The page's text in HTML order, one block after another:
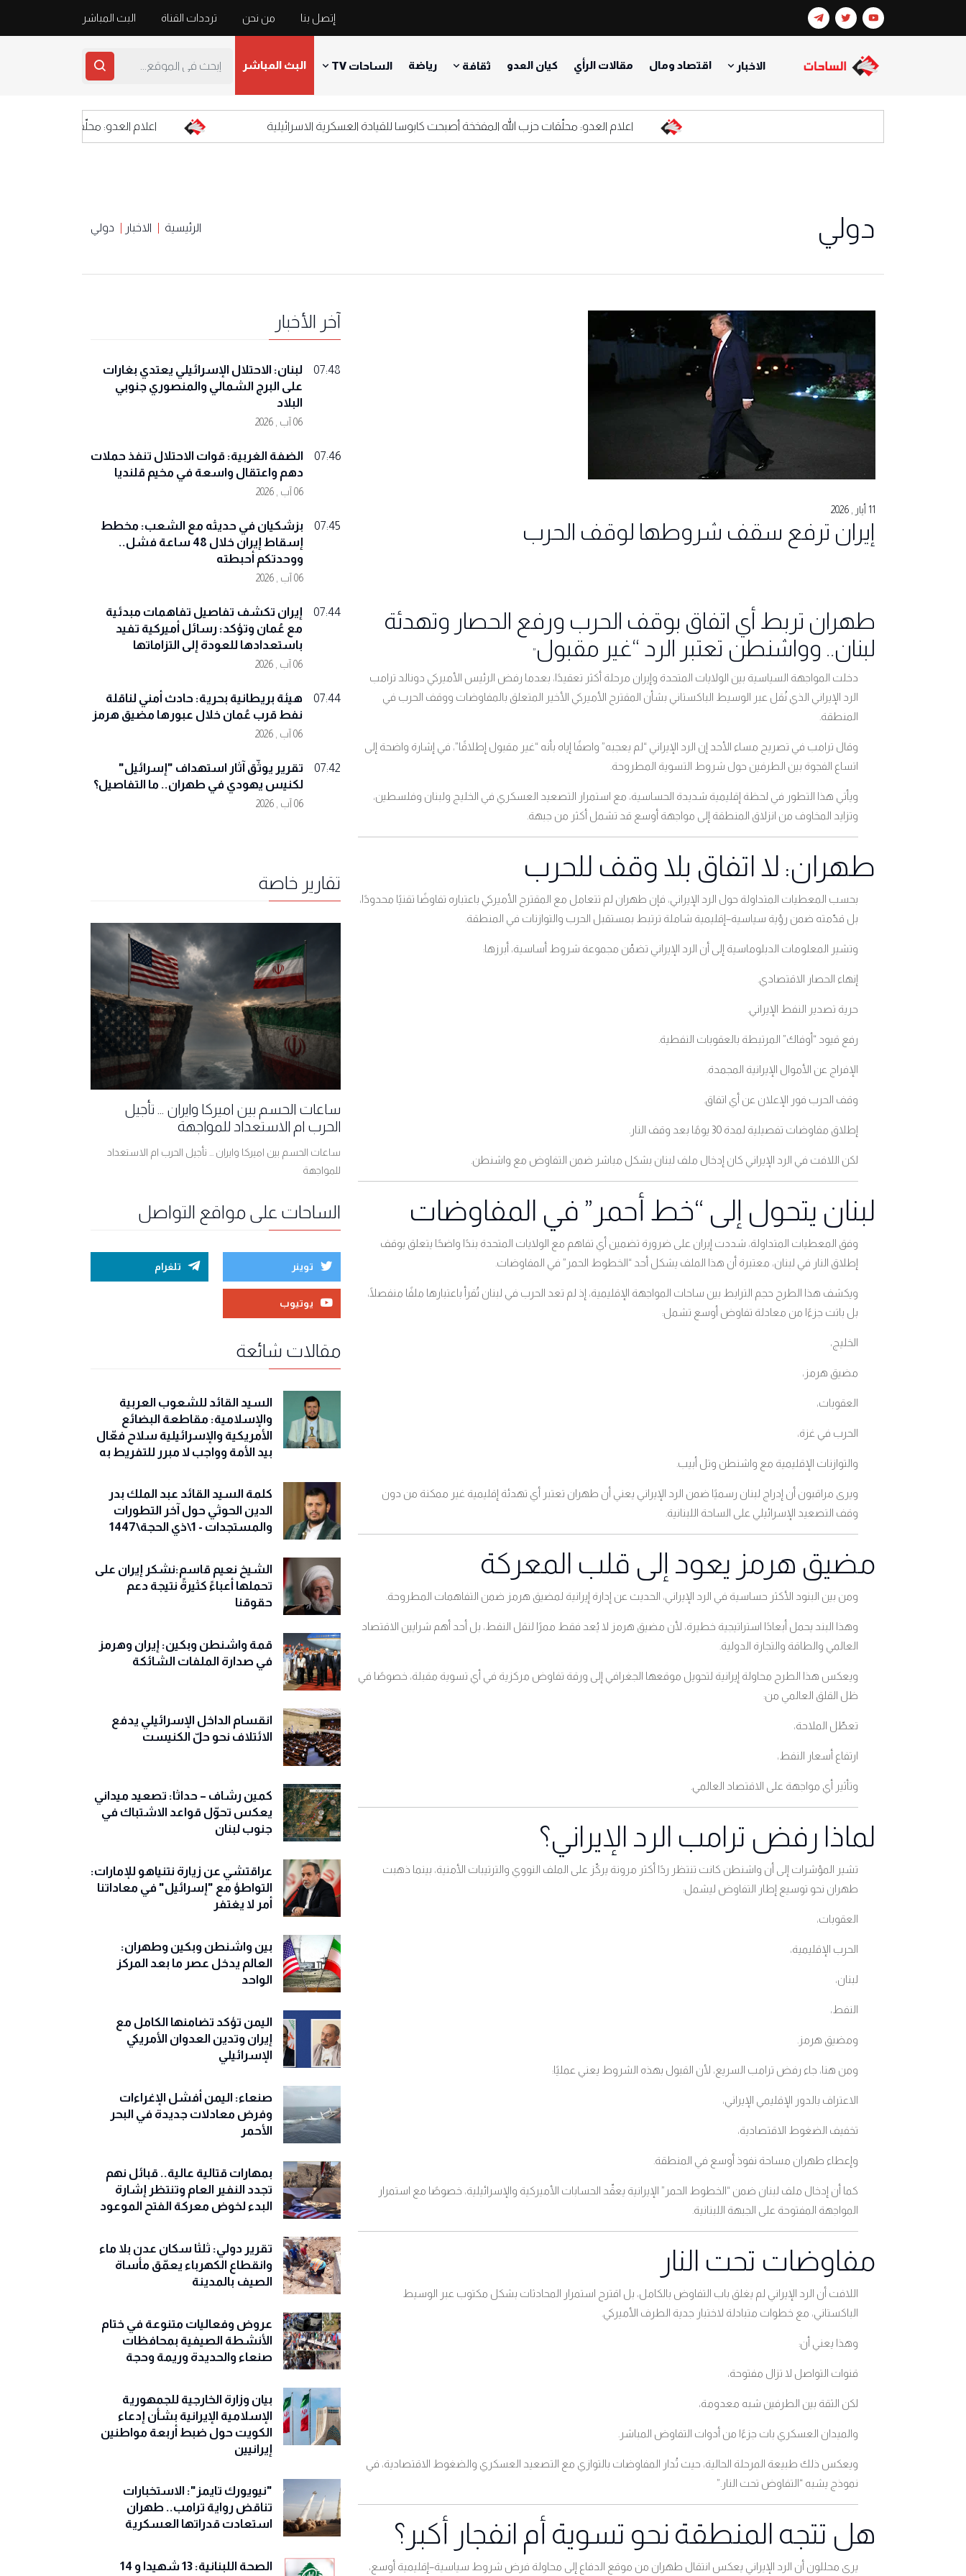
إتصل بنا من نحن ترددات القناة البث المباشر
الاخبار اقتصاد ومال مقالات الرأي كيان العدو ثقافة رياضة الساحات TV البث المباشر
اعلام العدو: محلّقات حزب الله المفخخة اعلام العدو: محلّقات حزب الله المفخخة أصبحت كابوسا للقيادة العسكرية الاسرائيلية
دولي الرئيسية الاخبار دولي
11 أيار , 2026
إيران ترفع سقف شروطها لوقف الحرب
طهران تربط أي اتفاق بوقف الحرب ورفع الحصار وتهدئة
لبنان.. وواشنطن تعتبر الرد “غير مقبول”
دخلت المواجهة السياسية بين الولايات المتحدة وإيران مرحلة أكثر تعقيدًا، بعدما رفض الرئيس الأميركي دونالد ترامب
الرد الإيراني الذي نُقل عبر الوسيط الباكستاني بشأن المقترح الأميركي الأخير المتعلق بالمفاوضات ووقف الحرب في
المنطقة.
وقال ترامب في تصريح مساء الأحد إن الرد الإيراني “لم يعجبه” واصفًا إياه بأنه “غير مقبول إطلاقًا”، في إشارة واضحة إلى
اتساع الفجوة بين الطرفين حول شروط التسوية المطروحة.
ويأتي هذا التطور في لحظة إقليمية شديدة الحساسية، مع استمرار التصعيد العسكري في الخليج ولبنان وفلسطين،
وتزايد المخاوف من انزلاق المنطقة إلى مواجهة أوسع قد تشمل أكثر من جبهة.
طهران: لا اتفاق بلا وقف للحرب
بحسب المعطيات المتداولة حول الرد الإيراني، فإن طهران لم تتعامل مع المقترح الأميركي باعتباره تفاوضًا تقنيًا محدودًا،
بل قدّمته ضمن رؤية سياسية–إقليمية شاملة ترتبط بمستقبل الحرب والتوازنات في المنطقة.
وتشير المعلومات الدبلوماسية إلى أن الرد الإيراني تضمّن مجموعة شروط أساسية، أبرزها:
إنهاء الحصار الاقتصادي.
حرية تصدير النفط الإيراني.
رفع قيود “أوفاك” المرتبطة بالعقوبات النفطية.
الإفراج عن الأموال الإيرانية المجمدة.
وقف الحرب فور الإعلان عن أي اتفاق.
إطلاق مفاوضات تفصيلية لمدة 30 يومًا بعد وقف النار .
لكن اللافت في الرد الإيراني كان إدخال ملف لبنان بشكل مباشر ضمن التفاوض مع واشنطن.
لبنان يتحول إلى “خط أحمر” في المفاوضات
وفق المعطيات المتداولة، شددت إيران على ضرورة تضمين أي تفاهم مع الولايات المتحدة بندًا واضحًا يتعلق بوقف
إطلاق النار في لبنان، معتبرة أن هذا الملف يشكل أحد “الخطوط الحمر” في المفاوضات.
ويكشف هذا الطرح حجم الترابط بين ساحات المواجهة الإقليمية، إذ لم تعد الحرب في لبنان تُقرأ باعتبارها ملفًا منفصلًا،
بل باتت جزءًا من معادلة تفاوض أوسع تشمل:
الخليج،
مضيق هرمز،
العقوبات،
الحرب في غزة،
والتوازنات الإقليمية مع واشنطن وتل أبيب.
ويرى مراقبون أن إدراج لبنان رسميًا ضمن الرد الإيراني يعني أن طهران تعتبر أي تهدئة إقليمية غير ممكنة من دون
وقف التصعيد الإسرائيلي على الساحة اللبنانية.
مضيق هرمز يعود إلى قلب المعركة
ومن بين البنود الأكثر حساسية في الرد الإيراني، الحديث عن إدارة إيرانية لمضيق هرمز ضمن التفاهمات المطروحة.
وهذا البند يحمل أبعادًا استراتيجية خطيرة، لأن مضيق هرمز لا يُعد فقط ممرًا لنقل النفط، بل أحد أهم شرايين الاقتصاد
العالمي والطاقة والتجارة الدولية.
ويعكس هذا الطرح محاولة إيرانية لتحويل موقعها الجغرافي إلى ورقة تفاوض مركزية في أي تسوية مقبلة، خصوصًا في
ظل القلق العالمي من:
تعطّل الملاحة،
ارتفاع أسعار النفط،
وتأثير أي مواجهة على الاقتصاد العالمي.
لماذا رفض ترامب الرد الإيراني؟
تشير المؤشرات إلى أن واشنطن كانت تنتظر ردًا أكثر مرونة يركّز على الملف النووي والترتيبات الأمنية، بينما ذهبت
طهران نحو توسيع إطار التفاوض ليشمل:
العقوبات،
الحرب الإقليمية،
لبنان،
النفط،
ومضيق هرمز .
ومن هنا، جاء رفض ترامب السريع، لأن القبول بهذه الشروط يعني عمليًا:
الاعتراف بالدور الإقليمي الإيراني،
تخفيف الضغوط الاقتصادية،
وإعطاء طهران مساحة نفوذ أوسع في المنطقة.
كما أن إدخال ملف لبنان ضمن “الخطوط الحمر” الإيرانية يعقّد الحسابات الأميركية والإسرائيلية، خصوصًا مع استمرار
المواجهة المفتوحة على الجبهة اللبنانية.
مفاوضات تحت النار
اللافت أن الرد الإيراني لم يغلق باب التفاوض بالكامل، بل اقترح استمرار المحادثات بشكل مكتوب عبر الوسيط
الباكستاني، مع خطوات متبادلة لاختبار جدية الطرف الأميركي.
وهذا يعني أن:
قنوات التواصل لا تزال مفتوحة،
لكن الثقة بين الطرفين شبه معدومة،
والميدان العسكري بات جزءًا من أدوات التفاوض المباشر .
ويعكس ذلك طبيعة المرحلة الحالية، حيث تُدار المفاوضات بالتوازي مع التصعيد العسكري والضغوط الاقتصادية، في
نموذج يشبه “التفاوض تحت النار ”.
هل تتجه المنطقة نحو تسوية أم انفجار أكبر؟
يرى محللون أن الرد الإيراني يعكس انتقال طهران من موقع الدفاع إلى محاولة فرض شروط سياسية–إقليمية أوسع،
آخر الأخبار
07:48
لبنان: الاحتلال الإسرائيلي يعتدي بغارات
على البرج الشمالي والمنصوري جنوبي
البلاد
06 آب , 2026
07:46
الضفة الغربية: قوات الاحتلال تنفذ حملات
دهم واعتقال واسعة في مخيم قلنديا
06 آب , 2026
07:45
بزشكيان في حديثه مع الشعب: مخطط
إسقاط إيران خلال 48 ساعة فشل..
ووحدتكم أحبطته
06 آب , 2026
07:44
إيران تكشف تفاصيل تفاهمات مبدئية
مع عُمان وتؤكد: رسائل أميركية تفيد
باستعدادها للعودة إلى التزاماتها
06 آب , 2026
07:44
هيئة بريطانية بحرية: حادث أمني لناقلة
نفط قرب عُمان خلال عبورها مضيق هرمز
06 آب , 2026
07:42
تقرير يوثّق آثار استهداف "إسرائيل"
لكنيس يهودي في طهران.. ما التفاصيل؟
06 آب , 2026
تقارير خاصة
ساعات الحسم بين اميركا وايران ... تأجيل
الحرب ام الاستعداد للمواجهة
ساعات الحسم بين اميركا وايران ... تأجيل الحرب ام الاستعداد
للمواجهة
الساحات على مواقع التواصل
توينر تلغرام
يوتيوب
مقالات شائعة
السيد القائد للشعوب العربية
والإسلامية: مقاطعة البضائع
الأمريكية والإسرائيلية سلاح فعّال
بيد الأمة وواجب لا مبرر للتفريط به
كلمة السيد القائد عبد الملك بدر
الدين الحوثي حول آخر التطورات
والمستجدات - 1\ذي الحجة\1447
الشيخ نعيم قاسم:نشكر إيران على
تحملها أعباءً كثيرةً نتيجة دعم
حقوقنا
قمة واشنطن وبكين: إيران وهرمز
في صدارة الملفات الشائكة
انقسام الداخل الإسرائيلي يدفع
الائتلاف نحو حلّ الكنيست
كمين رشاف – حداثا: تصعيد ميداني
يعكس تحوّل قواعد الاشتباك في
جنوب لبنان
عراقتشي عن زيارة نتنياهو للإمارات:
التواطؤ مع "إسرائيل" في معاداتنا
أمر لا يغتفر
بين واشنطن وبكين وطهران:
العالم يدخل عصر ما بعد المركز
الواحد
اليمن تؤكد تضامنها الكامل مع
إيران وتدين العدوان الأمريكي
الإسرائيلي
صنعاء: اليمن أفشل الإغراءات
وفرض معادلات جديدة في البحر
الأحمر
بمهارات قتالية عالية.. قبائل نهم
تجدد النفير العام وتنتظر إشارة
البدء لخوض معركة الفتح الموعود
تقرير دولي: ثلثا سكان عدن بلا ماء
وانقطاع الكهرباء يعمّق مأساة
الصيف بالمدينة
عروض وفعاليات متنوعة في ختام
الأنشطة الصيفية بمحافظات
صنعاء والحديدة وريمة وحجة
‏بيان وزارة الخارجية للجمهورية
الإسلامية الإيرانية بشأن إدعاء
الكويت حول ضبط أربعة مواطنين
إيرانيين
"نيويورك تايمز": الاستخبارات
تناقض رواية ترامب.. طهران
استعادت قدراتها العسكرية
الصحة اللبنانية: 13 شهيدا و 14